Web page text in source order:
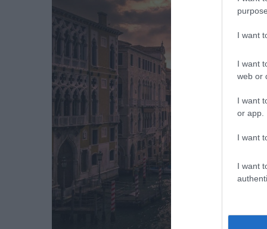
I want
I want
web or
I want
or app.
I want
I want